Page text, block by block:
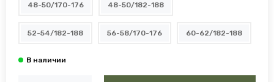
48-50/170-176 48-50/182-188
52-54/182-188 56-58/170-176 60-62/182-188